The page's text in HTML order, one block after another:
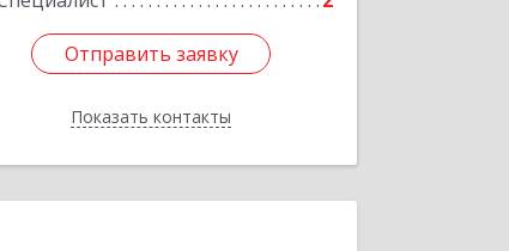
Отправить заявку
Показать контакты
Отправить заявку
Назад